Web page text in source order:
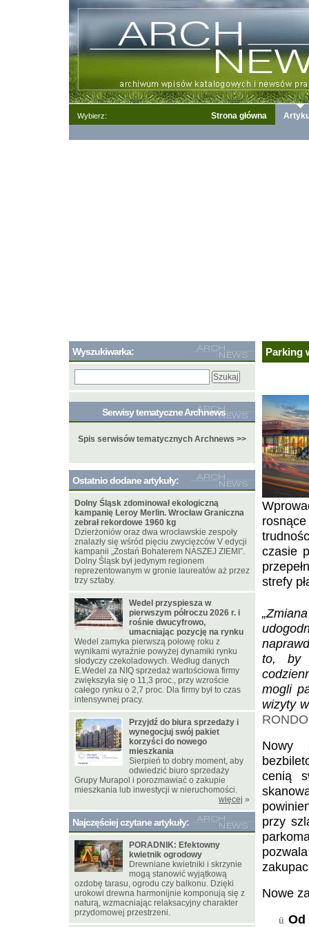
Wybierz: Strona główna
Parking
czasie
strefy
to, by
mogli
wizyty
Nowy
cenią
przy
Nowe
ü Od
Wyszukiwarka:
Serwisy tematyczne Archnews
Spis serwisów tematycznych Archnews >>
Ostatnio dodane artykuły:
Dolny Śląsk zdominował ekologiczną
kampanię Leroy Merlin. Wrocław Graniczna
zebrał rekordowe 1960 kg
Dzierżoniów oraz dwa wrocławskie zespoły
znalazły się wśród pięciu zwycięzców V edycji
kampanii „Zostań Bohaterem NASZEJ ZIEMI”.
Dolny Śląsk był jedynym regionem
reprezentowanym w gronie laureatów aż przez
trzy sztaby.
Wedel przyspiesza w
pierwszym półroczu 2026 r. i
rośnie dwucyfrowo,
umacniając pozycję na rynku
Wedel zamyka pierwszą połowę roku z
wynikami wyraźnie powyżej dynamiki rynku
słodyczy czekoladowych. Według danych
E.Wedel za NIQ sprzedaż wartościowa firmy
zwiększyła się o 11,3 proc., przy wzroście
całego rynku o 2,7 proc. Dla firmy był to czas
intensywnej pracy.
Przyjdź do biura sprzedaży i
wynegocjuj swój pakiet
korzyści do nowego
mieszkania
Sierpień to dobry moment, aby
odwiedzić biuro sprzedaży
Grupy Murapol i porozmawiać o zakupie
mieszkania lub inwestycji w nieruchomości.
więcej »
Najczęściej czytane artykuły:
PORADNIK: Efektowny
kwietnik ogrodowy
Drewniane kwietniki i skrzynie
mogą stanowić wyjątkową
ozdobę tarasu, ogrodu czy balkonu. Dzięki
urokowi drewna harmonijnie komponują się z
naturą, wzmacniając relaksacyjny charakter
przydomowej przestrzeni.